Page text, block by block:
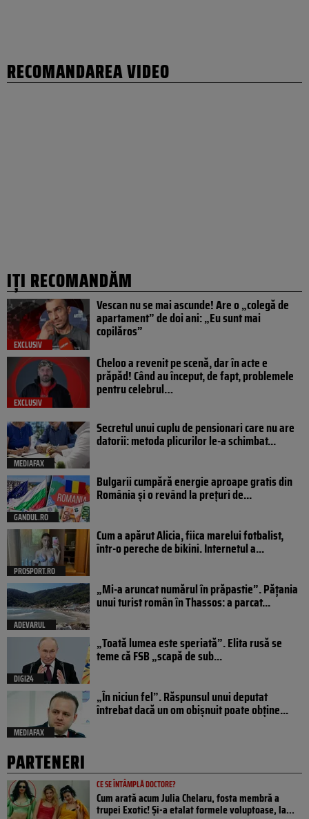
RECOMANDAREA VIDEO
IȚI RECOMANDĂM
EXCLUSIV
Vescan nu se mai ascunde! Are o „colegă de
apartament” de doi ani: „Eu sunt mai
copilăros”
EXCLUSIV
Cheloo a revenit pe scenă, dar în acte e
prăpăd! Când au început, de fapt, problemele
pentru celebrul…
MEDIAFAX
Secretul unui cuplu de pensionari care nu are
datorii: metoda plicurilor le-a schimbat...
GANDUL.RO
Bulgarii cumpără energie aproape gratis din
România și o revând la prețuri de...
PROSPORT.RO
Cum a apărut Alicia, fiica marelui fotbalist,
într-o pereche de bikini. Internetul a...
ADEVARUL
„Mi-a aruncat numărul în prăpastie”. Pățania
unui turist român în Thassos: a parcat...
DIGI24
„Toată lumea este speriată”. Elita rusă se
teme că FSB „scapă de sub...
MEDIAFAX
„În niciun fel”. Răspunsul unui deputat
întrebat dacă un om obișnuit poate obține...
PARTENERI
CE SE ÎNTÂMPLĂ DOCTORE?
Cum arată acum Julia Chelaru, fosta membră a
trupei Exotic! Și-a etalat formele voluptoase, la...